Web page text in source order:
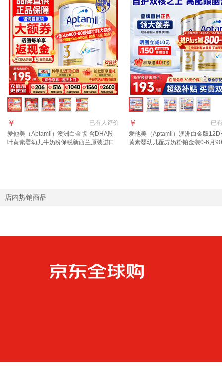
已有人评价
￥
爱他美（Aptamil）澳洲白金版 含DHA段
叶黄素婴幼儿牛奶粉保税新西兰原装进口
已有
￥
爱他美（Aptamil）澳洲白金版
黄素婴幼儿配方奶粉铂金装0-6月
店内热销商品